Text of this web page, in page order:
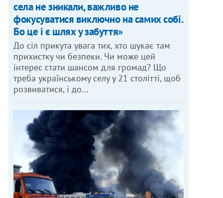
села не зникали, важливо не
фокусуватися виключно на самих собі.
Бо це і є шлях у забуття»
До сіл прикута увага тих, хто шукає там
прихистку чи безпеки. Чи може цей
інтерес стати шансом для громад? Що
треба українському селу у 21 столітті, щоб
розвиватися, і до…